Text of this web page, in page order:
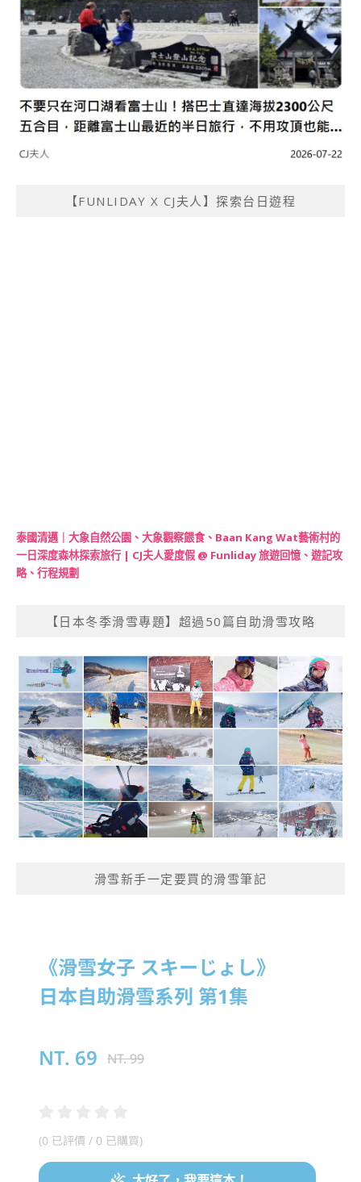
【FUNLIDAY X CJ夫人】探索台日遊程
泰國清邁｜大象自然公園、大象觀察餵食、Baan Kang Wat藝術村的
一日深度森林探索旅行 | CJ夫人愛度假 @ Funliday 旅遊回憶、遊記攻
略、行程規劃
【日本冬季滑雪專題】超過50篇自助滑雪攻略
滑雪新手一定要買的滑雪筆記